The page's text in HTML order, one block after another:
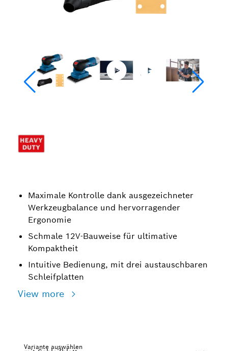
Maximale Kontrolle dank ausgezeichneter
Werkzeugbalance und hervorragender
Ergonomie
Schmale 12V-Bauweise für ultimative
Kompaktheit
Intuitive Bedienung, mit drei austauschbaren
Schleifplatten
View more
Variante auswählen